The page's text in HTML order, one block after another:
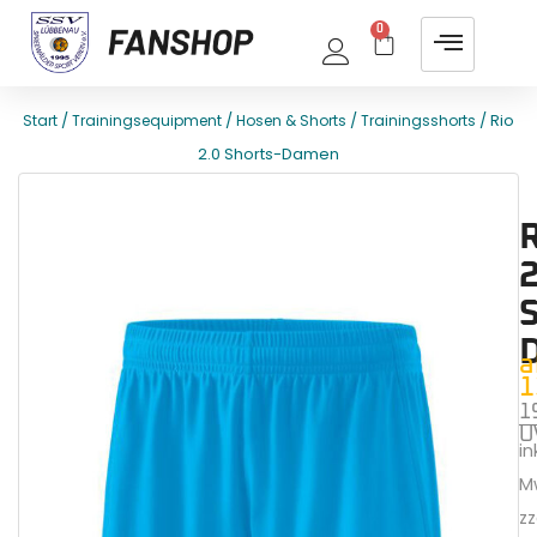
0
Start /Trainingsequipment /Hosen & Shorts /Trainingsshorts / Rio
2.0 Shorts-Damen